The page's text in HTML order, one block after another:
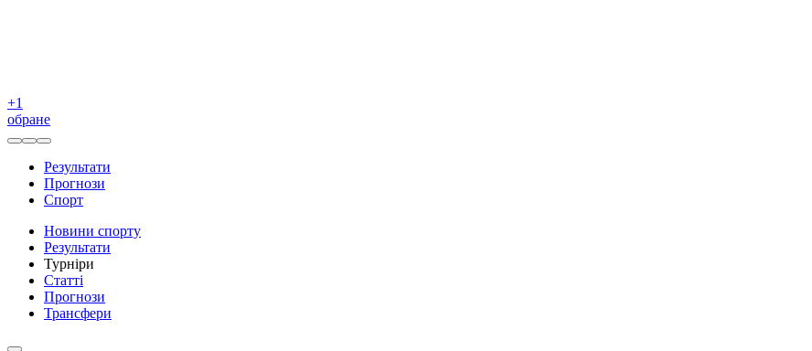
+1
обране
Результати
Прогнози
Спорт
Новини спорту
Результати
Турніри
Статті
Прогнози
Трансфери